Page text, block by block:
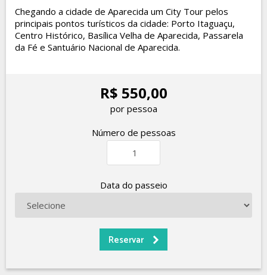
Chegando a cidade de Aparecida um City Tour pelos
principais pontos turísticos da cidade: Porto Itaguaçu,
Centro Histórico, Basílica Velha de Aparecida, Passarela
da Fé e Santuário Nacional de Aparecida.
R$ 550,00
por pessoa
Número de pessoas
Data do passeio